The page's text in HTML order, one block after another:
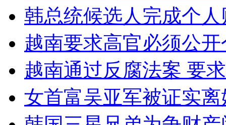
外交部：有关国家言论片面不公正
安徽一实载49人客车翻车
韩总统候选人完成个
越南要求高官必须公
越南通过反腐法案 要
女首富吴亚军被证实